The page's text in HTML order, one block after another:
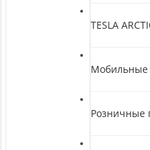
TESLA
Мобильные
Розничные